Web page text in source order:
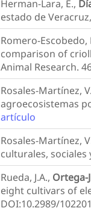
Herman-Lara, E.,
estado de
Romero-Escobedo,
comparison of
Animal Research.
Rosales-Martínez,
agroecosistemas
artículo
Rosales-Martínez, V
culturales,
Rueda, J.A., Ortega-
eight cultivars of
DOI:10.2989/